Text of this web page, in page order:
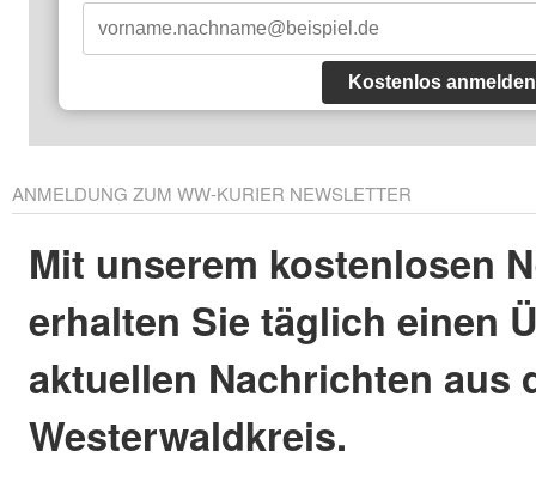
Kostenlos anmelden
ANMELDUNG ZUM WW-KURIER NEWSLETTER
Mit unserem kostenlosen
erhalten Sie täglich einen
aktuellen Nachrichten aus
Westerwaldkreis.